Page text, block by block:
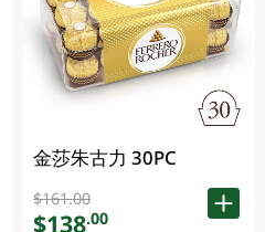
金莎朱古力 30PC
$161.00
$138.00